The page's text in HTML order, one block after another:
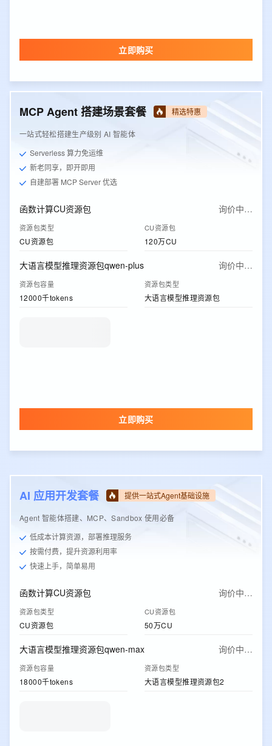
立即购买
MCP Agent 搭建场景套餐 精选特惠
一站式轻松搭建生产级别 AI 智能体
Serverless 算力免运维
新老同享，即开即用
自建部署 MCP Server 优选
函数计算CU资源包 询价中…
资源包类型
CU资源包
CU资源包
120万CU
大语言模型推理资源包qwen-plus 询价中…
资源包容量
12000千tokens
资源包类型
大语言模型推理资源包
立即购买
AI 应用开发套餐 提供一站式Agent基础设施
Agent 智能体搭建、MCP、Sandbox 使用必备
低成本计算资源，部署推理服务
按需付费，提升资源利用率
快速上手，简单易用
函数计算CU资源包 询价中…
资源包类型
CU资源包
CU资源包
50万CU
大语言模型推理资源包qwen-max 询价中…
资源包容量
18000千tokens
资源包类型
大语言模型推理资源包2